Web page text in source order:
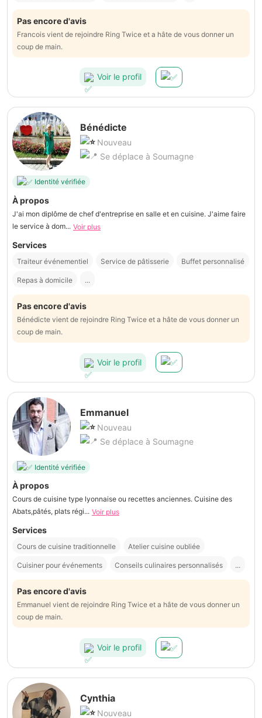
Pas encore d'avis
Francois vient de rejoindre Ring Twice et a hâte de vous donner un
coup de main.
Voir le profil
Bénédicte
Nouveau
Se déplace à Soumagne
Identité vérifiée
À propos
J'ai mon diplôme de chef d'entreprise en salle et en cuisine. J'aime faire
le service à dom... Voir plus
Services
Traiteur événementiel Service de pâtisserie Buffet personnalisé
Repas à domicile ...
Pas encore d'avis
Bénédicte vient de rejoindre Ring Twice et a hâte de vous donner un
coup de main.
Voir le profil
Emmanuel
Nouveau
Se déplace à Soumagne
Identité vérifiée
À propos
Cours de cuisine type lyonnaise ou recettes anciennes. Cuisine des
Abats,pâtés, plats régi... Voir plus
Services
Cours de cuisine traditionnelle Atelier cuisine oubliée
Cuisiner pour événements Conseils culinaires personnalisés ...
Pas encore d'avis
Emmanuel vient de rejoindre Ring Twice et a hâte de vous donner un
coup de main.
Voir le profil
Cynthia
Nouveau